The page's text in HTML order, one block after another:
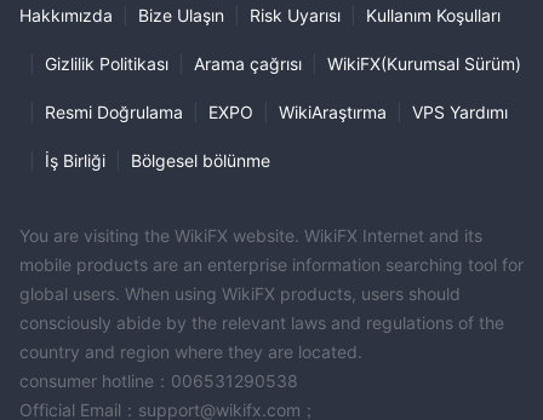
Hakkımızda Bize Ulaşın Risk Uyarısı Kullanım Koşulları
Gizlilik Politikası Arama çağrısı WikiFX(Kurumsal Sürüm)
Resmi Doğrulama EXPO WikiAraştırma VPS Yardımı
İş Birliği Bölgesel bölünme
You are visiting the WikiFX website. WikiFX Internet and its
mobile products are an enterprise information searching tool for
global users. When using WikiFX products, users should
consciously abide by the relevant laws and regulations of the
country and region where they are located.
consumer hotline：006531290538
Official Email：support@wikifx.com；